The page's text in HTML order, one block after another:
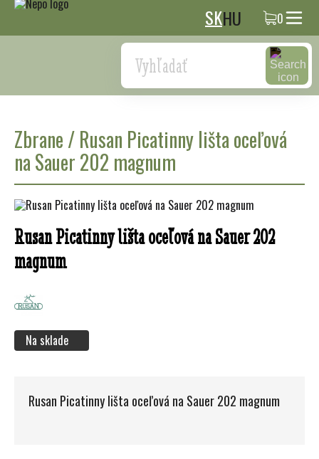
SKHU 0
Search
Zbrane/Rusan Picatinny lišta oceľová
na Sauer 202 magnum
Rusan Picatinny lišta oceľová na Sauer 202
magnum
Na sklade
Rusan Picatinny lišta oceľová na Sauer 202 magnum